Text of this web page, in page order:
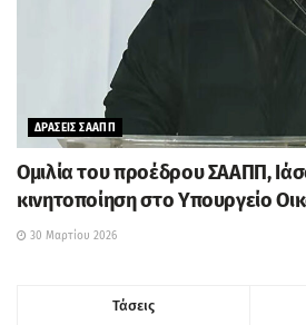
ΔΡΑΣΕΙΣ ΣΑΑΠΠ
Ομιλία του προέδρου ΣΑΑΠΠ,
κινητοποίηση στο Υπουργείο
30 Μαρτίου 2026
Τάσεις